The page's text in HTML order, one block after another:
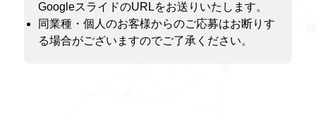
GoogleスライドのURLをお送りいたします。
同業種・個人のお客様からのご応募はお断りす
る場合がございますのでご了承ください。